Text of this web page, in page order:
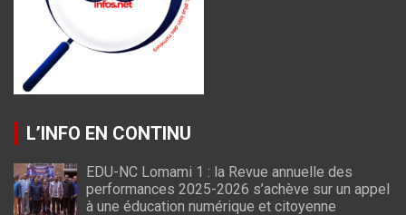
L’INFO EN CONTINU
EDU-NC Lomami 1 : la Revue annuelle des
performances 2025-2026 s’achève sur un appel
à une éducation numérique et citoyenne